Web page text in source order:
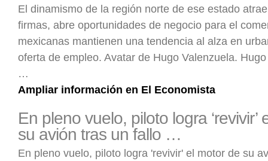
El dinamismo de la región norte de ese estado
firmas, abre oportunidades de negocio para el
mexicanas mantienen una tendencia al alza en
oferta de empleo. Avatar de Hugo Valenzuela.
…
Ampliar información en El Economista
En pleno vuelo, piloto logra ‘revivir’
su avión tras un fallo …
En pleno vuelo, piloto logra 'revivir' el motor de su